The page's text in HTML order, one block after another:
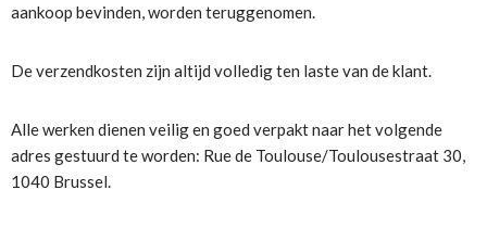
aankoop bevinden, worden teruggenomen.
De verzendkosten zijn altijd volledig ten laste van de klant.
Alle werken dienen veilig en goed verpakt naar het volgende
adres gestuurd te worden: Rue de Toulouse/Toulousestraat 30,
1040 Brussel.